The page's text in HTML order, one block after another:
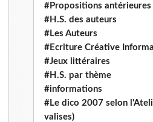
#Propositions antérieures
#H.S. des auteurs
#Les Auteurs
#Ecriture Créative
#Jeux littéraires
#H.S. par thème
#informations
#Le dico 2007 selon
valises)